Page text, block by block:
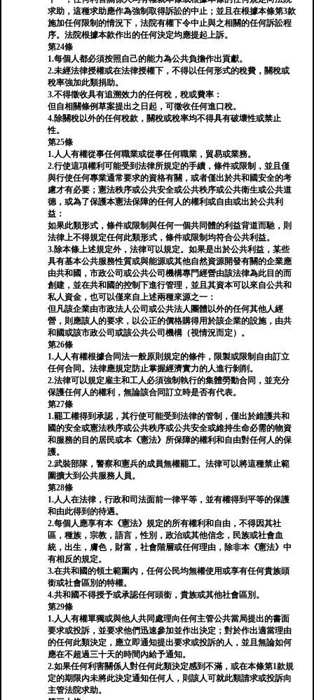
求助，這種求助應作為強制取得訴訟的中止；並且在根據本條第3款
施加任何限制的情況下，法院有權下令中止與之相關的任何訴訟程
序。法院根據本款作出的任何決定均應提起上訴。
第24條
1.每個人都必須按照自己的能力為公共負擔作出貢獻。
2.未經法律授權或在法律授權下，不得以任何形式的稅費，關稅或
稅率強加此類捐助。
3.不得徵收具有追溯效力的任何稅，稅或費率：
但自相關條例草案提出之日起，可徵收任何進口稅。
4.除關稅以外的任何稅款，關稅或稅率均不得具有破壞性或禁止
性。
第25條
1.人人有權從事任何職業或從事任何職業，貿易或業務。
2.行使這項權利可能受到法律所規定的手續，條件或限制，並且僅
與行使任何專業通常要求的資格有關，或者僅出於共和國安全的考
慮才有必要；憲法秩序或公共安全或公共秩序或公共衛生或公共道
德，或為了保護本憲法保障的任何人的權利或自由或出於公共利
益：
如果此類形式，條件或限制與任何一個共同體的利益背道而馳，則
法律上不得規定任何此類形式，條件或限制均符合公共利益。
3.除本條上述規定外，法律可以規定。如果是出於公共利益，某些
具有基本公共服務性質或與能源或其他自然資源開發有關的企業應
由共和國，市政公司或公共公司機構專門經營由該法律為此目的而
創建，並在共和國的控制下進行管理，並且其資本可以來自公共和
私人資金，也可以僅來自上述兩種來源之一：
但凡該企業由市政法人公司或公共法人團體以外的任何其他人經
營，則應該人的要求，以公正的價格購得用於該企業的設施，由共
和國或該市政公司或該公共公司機構（視情況而定）。
第26條
1.人人有權根據合同法一般原則規定的條件，限製或限制自由訂立
任何合同。法律應規定防止掌握經濟實力的人進行剝削。
2.法律可以規定雇主和工人必須強制執行的集體勞動合同，並充分
保護任何人的權利，無論該合同訂立時是否有代表。
第27條
1.罷工權得到承認，其行使可能受到法律的管制，僅出於維護共和
國的安全或憲法秩序或公共秩序或公共安全或維持生命必需的物資
和服務的目的居民或本《憲法》所保障的權利和自由對任何人的保
護。
2.武裝部隊，警察和憲兵的成員無權罷工。法律可以將這種禁止範
圍擴大到公共服務人員。
第28條
1.人人在法律，行政和司法面前一律平等，並有權得到平等的保護
和由此得到的待遇。
2.每個人應享有本《憲法》規定的所有權利和自由，不得因其社
區，種族，宗教，語言，性別，政治或其他信念，民族或社會血
統，出生，膚色，財富，社會階層或任何理由，除非本《憲法》中
有相反的規定。
3.在共和國的領土範圍內，任何公民均無​​權使用或享有任何貴族頭
銜或社會區別的特權。
4.共和國不得授予或承認任何頭銜，貴族或其他社會區別。
第29條
1.人人有權單獨或與他人共同處理向任何主管公共當局提出的書面
要求或投訴，並要求他們迅速參加並作出決定；對於作出適當理由
的任何此類決定，應立即通知提出要求或投訴的人，並且無論如何
應在不超過三十天的時間內給予通知。
2.如果任何利害關係人對任何此類決定感到不滿，或在本條第1款規
定的期限內未將此決定通知任何人，則該人可就此類請求或投訴向
主管法院求助。